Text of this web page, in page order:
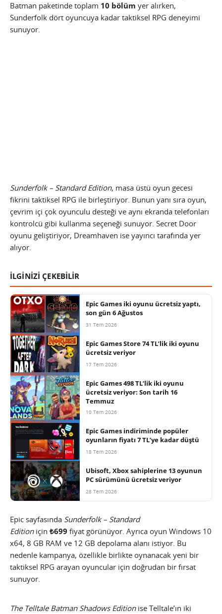
Batman paketinde toplam 10 bölüm yer alırken,
Sunderfolk dört oyuncuya kadar taktiksel RPG deneyimi
sunuyor.
Sunderfolk – Standard Edition, masa üstü oyun gecesi
fikrini taktiksel RPG ile birleştiriyor. Bunun yanı sıra oyun,
çevrim içi çok oyunculu desteği ve aynı ekranda telefonları
kontrolcü gibi kullanma seçeneği sunuyor. Secret Door
oyunu geliştiriyor, Dreamhaven ise yayıncı tarafında yer
alıyor.
İLGİNİZİ ÇEKEBİLİR
Epic Games iki oyunu ücretsiz yaptı,
son gün 6 Ağustos
31 Tem 2026
Epic Games Store 74 TL’lik iki oyunu
ücretsiz veriyor
17 Tem 2026
Epic Games 498 TL’lik iki oyunu
ücretsiz veriyor: Son tarih 16
Temmuz
10 Tem 2026
Epic Games indiriminde popüler
oyunların fiyatı 7 TL’ye kadar düştü
18 Tem 2026
Ubisoft, Xbox sahiplerine 13 oyunun
PC sürümünü ücretsiz veriyor
28 Tem 2026
Epic sayfasında Sunderfolk – Standard
Editioniçin ₺699 fiyat görünüyor. Ayrıca oyun Windows 10
x64, 8 GB RAM ve 12 GB depolama alanı istiyor. Bu
nedenle kampanya, özellikle birlikte oynanacak yeni bir
taktiksel RPG arayan oyuncular için doğrudan bir fırsat
sunuyor.
The Telltale Batman Shadows Editionise Telltale’ın iki